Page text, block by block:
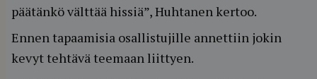
päätänkö välttää hissiä”, Huhtanen kertoo.
Ennen tapaamisia osallistujille annettiin jokin
kevyt tehtävä teemaan liittyen.